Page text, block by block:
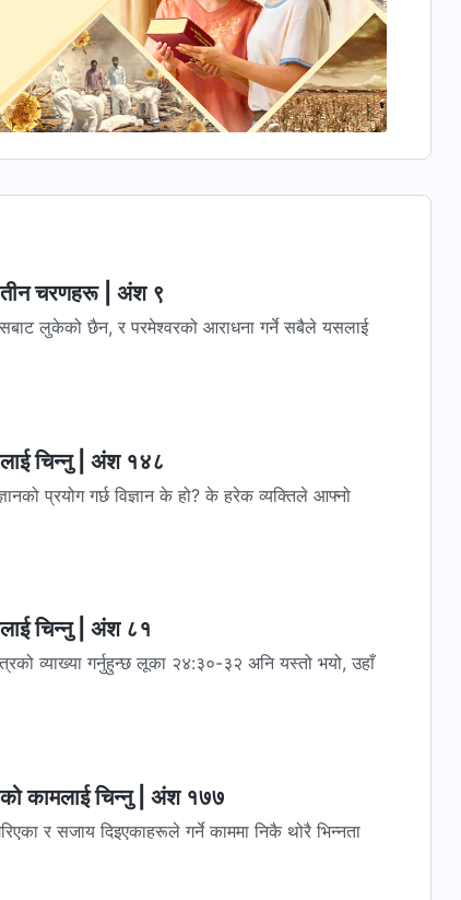
तीन चरणहरू | अंश ९
लुकेको छैन, र परमेश्‍वरको आराधना गर्ने सबैले यसलाई
चिन्‍नु | अंश १४८
हो? के हरेक व्यक्तिले आफ्‍नो
चिन्‍नु | अंश ८१
२४:३०-३२ अनि यस्तो भयो, उहाँ
कामलाई चिन्‍नु | अंश १७७
र सजाय दिइएकाहरूले गर्ने काममा निकै थोरै भिन्‍नता